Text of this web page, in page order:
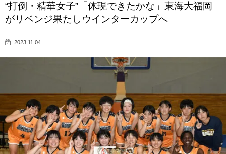
“打倒・精華女子”「体現できたかな」東海大福岡
がリベンジ果たしウインターカップへ
2023.11.04